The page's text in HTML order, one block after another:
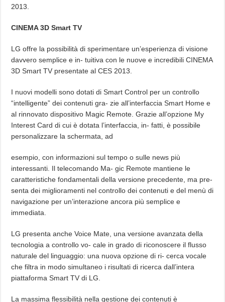
2013.
CINEMA 3D Smart TV
LG offre la possibilità di sperimentare un’esperienza di visione
davvero semplice e in- tuitiva con le nuove e incredibili CINEMA
3D Smart TV presentate al CES 2013.
I nuovi modelli sono dotati di Smart Control per un controllo
“intelligente” dei contenuti gra- zie all’interfaccia Smart Home e
al rinnovato dispositivo Magic Remote. Grazie all’opzione My
Interest Card di cui è dotata l’interfaccia, in- fatti, è possibile
personalizzare la schermata, ad
esempio, con informazioni sul tempo o sulle news più
interessanti. Il telecomando Ma- gic Remote mantiene le
caratteristiche fondamentali della versione precedente, ma pre-
senta dei miglioramenti nel controllo dei contenuti e del menù di
navigazione per un’interazione ancora più semplice e
immediata.
LG presenta anche Voice Mate, una versione avanzata della
tecnologia a controllo vo- cale in grado di riconoscere il flusso
naturale del linguaggio: una nuova opzione di ri- cerca vocale
che filtra in modo simultaneo i risultati di ricerca dall’intera
piattaforma Smart TV di LG.
La massima flessibilità nella gestione dei contenuti è